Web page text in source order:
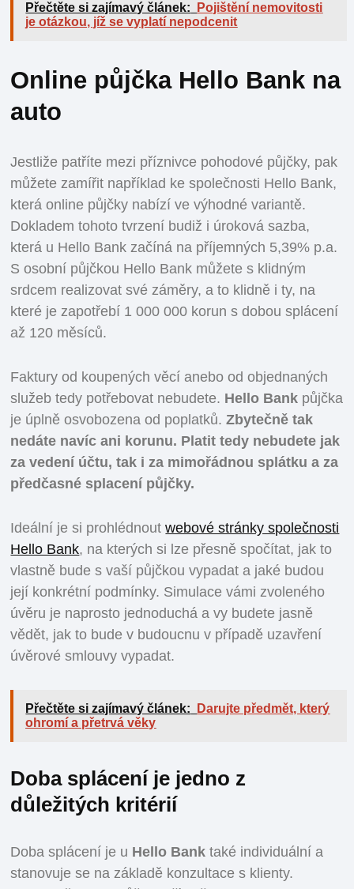
Přečtěte si zajímavý článek:
Pojištění nemovitosti
je otázkou, jíž se vyplatí nepodcenit
Online půjčka Hello Bank na
auto
Jestliže patříte mezi příznivce pohodové půjčky, pak
můžete zamířit například ke společnosti Hello Bank,
která online půjčky nabízí ve výhodné variantě.
Dokladem tohoto tvrzení budiž i úroková sazba,
která u Hello Bank začíná na příjemných 5,39% p.a.
S osobní půjčkou Hello Bank můžete s klidným
srdcem realizovat své záměry, a to klidně i ty, na
které je zapotřebí 1 000 000 korun s dobou splácení
až 120 měsíců.
Faktury od koupených věcí anebo od objednaných
služeb tedy potřebovat nebudete. Hello Bank půjčka
je úplně osvobozena od poplatků.Zbytečně tak
nedáte navíc ani korunu. Platit tedy nebudete jak
za vedení účtu, tak i za mimořádnou splátku a za
předčasné splacení půjčky.
Ideální je si prohlédnoutwebové stránky společnosti
Hello Bank, na kterých si lze přesně spočítat, jak to
vlastně bude s vaší půjčkou vypadat a jaké budou
její konkrétní podmínky. Simulace vámi zvoleného
úvěru je naprosto jednoduchá a vy budete jasně
vědět, jak to bude v budoucnu v případě uzavření
úvěrové smlouvy vypadat.
Přečtěte si zajímavý článek:
Darujte předmět, který
ohromí a přetrvá věky
Doba splácení je jedno z
důležitých kritérií
Doba splácení je u Hello Banktaké individuální a
stanovuje se na základě konzultace s klienty.